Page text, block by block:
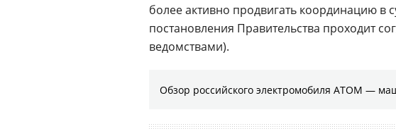
более активно продвигать координацию в
постановления Правительства проходит
ведомствами).
Обзор российского электромобиля АТОМ —